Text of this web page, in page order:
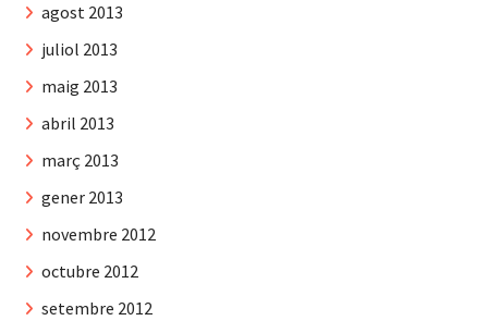
agost 2013
juliol 2013
maig 2013
abril 2013
març 2013
gener 2013
novembre 2012
octubre 2012
setembre 2012